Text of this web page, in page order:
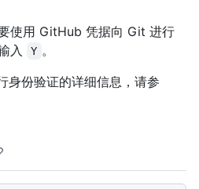
使用 GitHub 凭据向 Git 进行
入
Y 。
份验证的详细信息，请参